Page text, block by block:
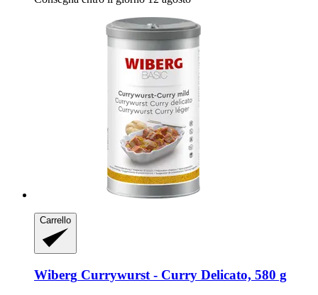
Carrello
Wiberg Currywurst -​ Curry Delicato, 580 g